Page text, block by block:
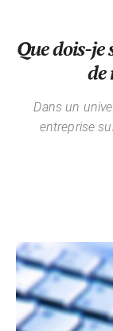
Que dois-je
de
Dans un
entreprise